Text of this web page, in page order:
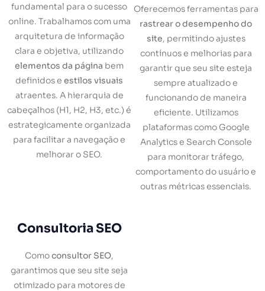
fundamental para o sucesso
online. Trabalhamos com uma
arquitetura de informação
clara e objetiva, utilizando
elementos da página bem
definidos e estilos visuais
atraentes. A hierarquia de
cabeçalhos (H1, H2, H3, etc.) é
estrategicamente organizada
para facilitar a navegação e
melhorar o SEO.
Oferecemos ferramentas para
rastrear o desempenho do
site, permitindo ajustes
contínuos e melhorias para
garantir que seu site esteja
sempre atualizado e
funcionando de maneira
eficiente. Utilizamos
plataformas como Google
Analytics e Search Console
para monitorar tráfego,
comportamento do usuário e
outras métricas essenciais.
Consultoria SEO
Comoconsultor SEO,
garantimos que seu site seja
otimizado para motores de